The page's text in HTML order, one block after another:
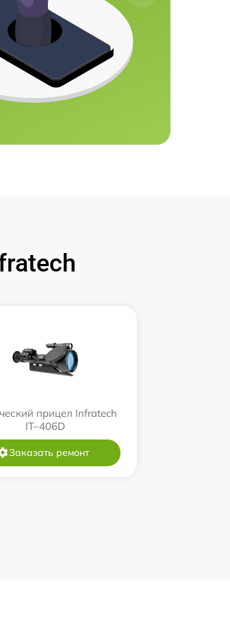
прицел Infratech
IT–406D
Заказать ремонт